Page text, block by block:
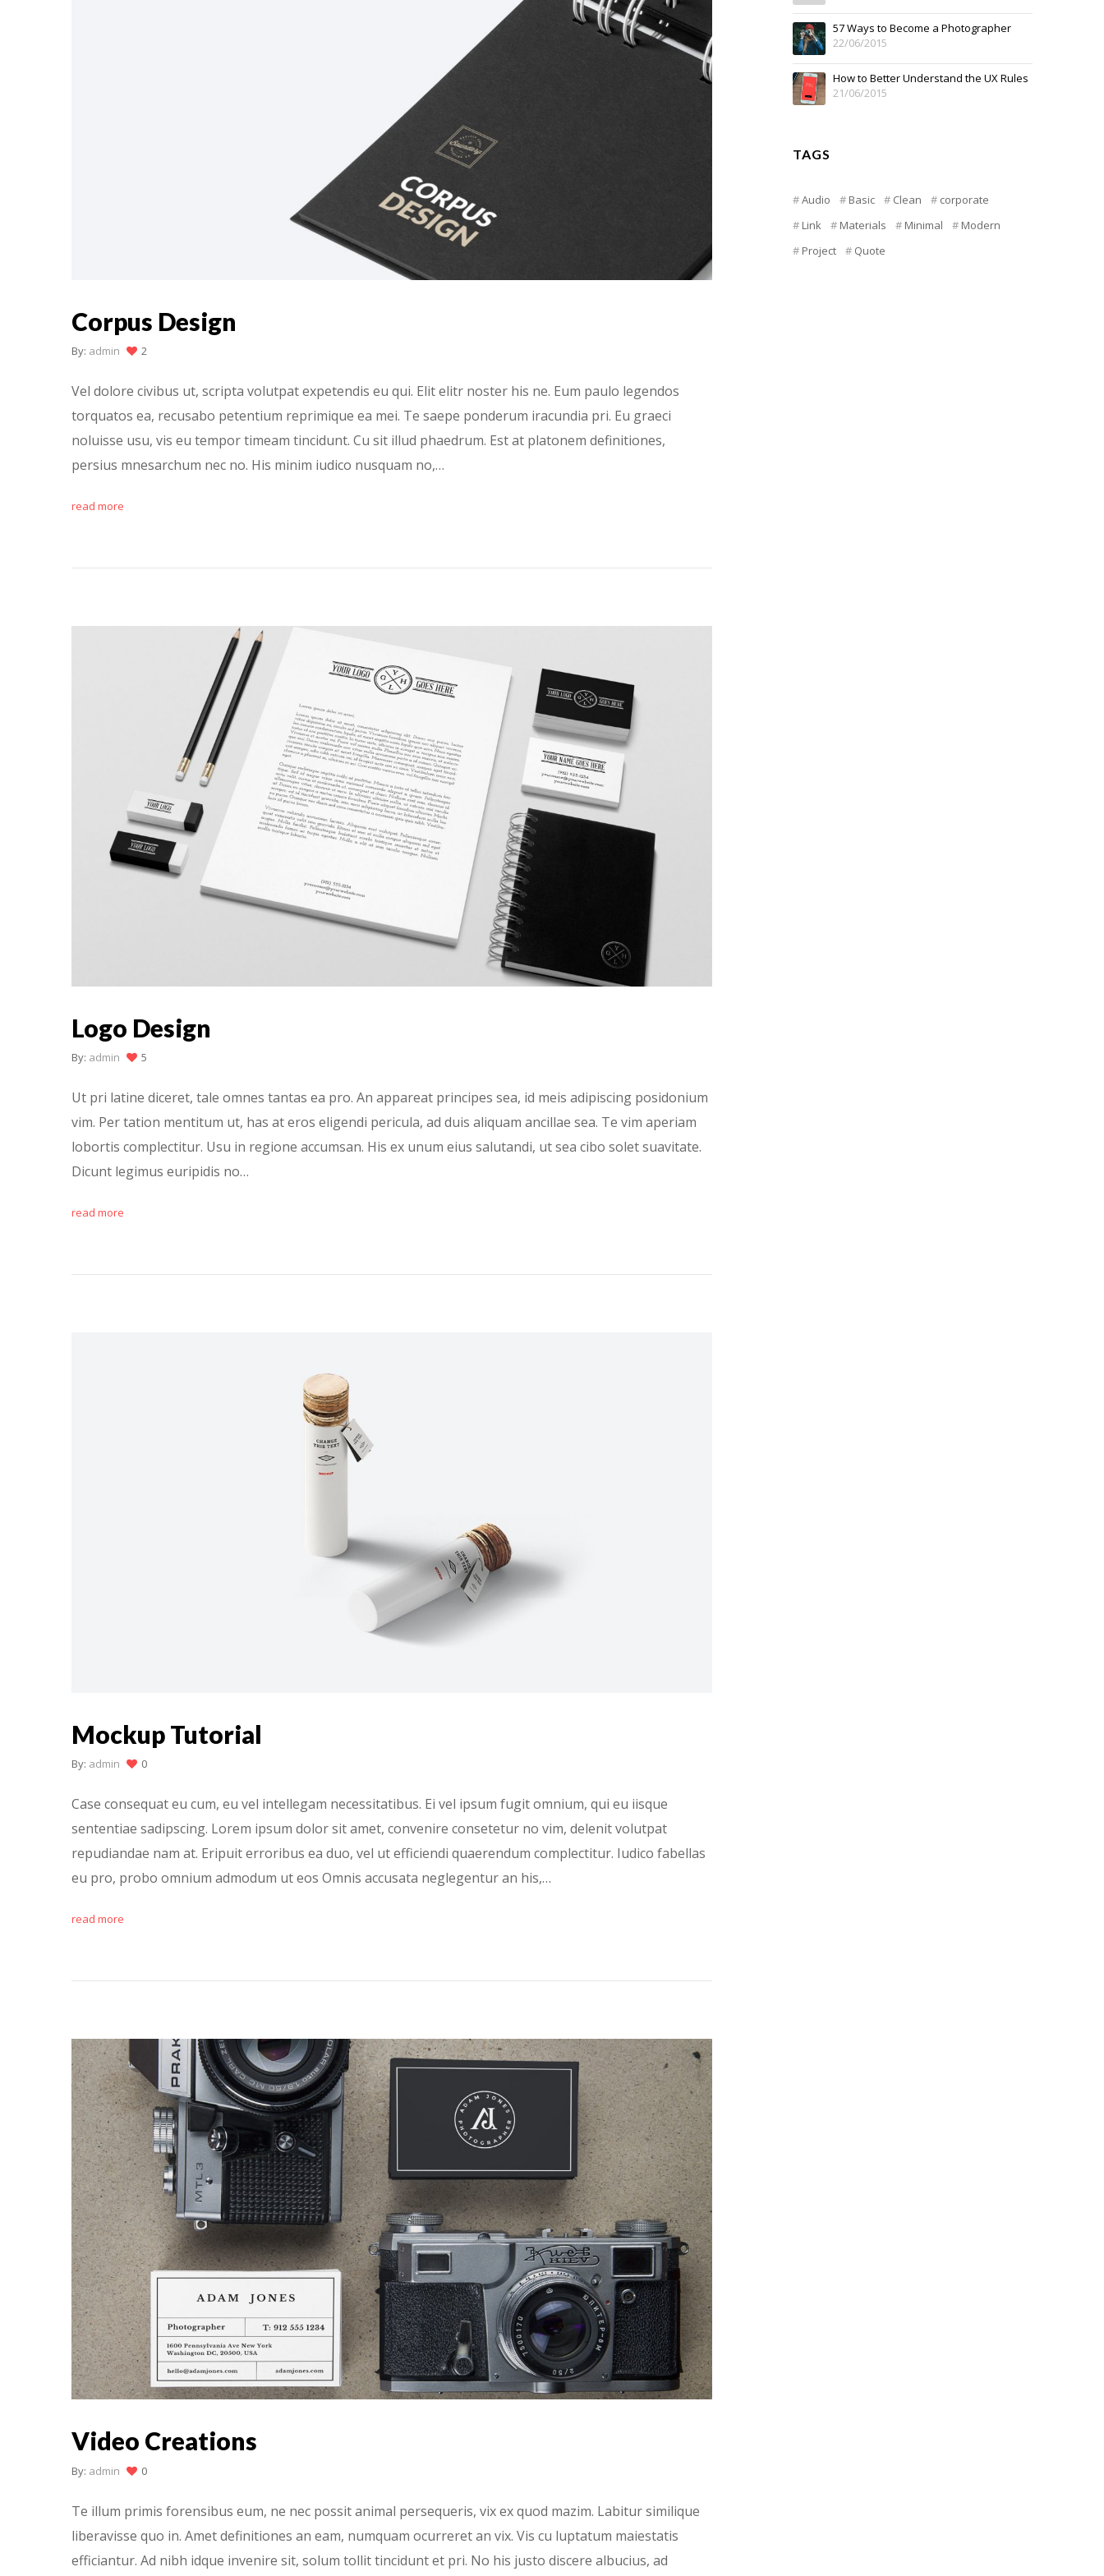
Corpus Design
By: admin 2
Vel dolore civibus ut, scripta volutpat expetendis eu qui. Elit elitr noster his ne. Eum paulo legendos
torquatos ea, recusabo petentium reprimique ea mei. Te saepe ponderum iracundia pri. Eu graeci
noluisse usu, vis eu tempor timeam tincidunt. Cu sit illud phaedrum. Est at platonem definitiones,
persius mnesarchum nec no. His minim iudico nusquam no,…
read more
Logo Design
By: admin 5
Ut pri latine diceret, tale omnes tantas ea pro. An appareat principes sea, id meis adipiscing posidonium
vim. Per tation mentitum ut, has at eros eligendi pericula, ad duis aliquam ancillae sea. Te vim aperiam
lobortis complectitur. Usu in regione accumsan. His ex unum eius salutandi, ut sea cibo solet suavitate.
Dicunt legimus euripidis no…
read more
Mockup Tutorial
By: admin 0
Case consequat eu cum, eu vel intellegam necessitatibus. Ei vel ipsum fugit omnium, qui eu iisque
sententiae sadipscing. Lorem ipsum dolor sit amet, convenire consetetur no vim, delenit volutpat
repudiandae nam at. Eripuit erroribus ea duo, vel ut efficiendi quaerendum complectitur. Iudico fabellas
eu pro, probo omnium admodum ut eos Omnis accusata neglegentur an his,…
read more
Video Creations
By: admin 0
Te illum primis forensibus eum, ne nec possit animal persequeris, vix ex quod mazim. Labitur similique
liberavisse quo in. Amet definitiones an eam, numquam ocurreret an vix. Vis cu luptatum maiestatis
efficiantur. Ad nibh idque invenire sit, solum tollit tincidunt et pri. No his justo discere albucius, ad
57 Ways to Become a Photographer
22/06/2015
How to Better Understand the UX Rules
21/06/2015
TAGS
Audio Basic Clean
corporate
Link
Materials Minimal
Modern
Project
Quote